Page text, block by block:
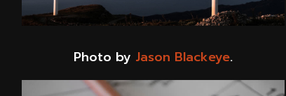
Photo by Jason Blackeye.